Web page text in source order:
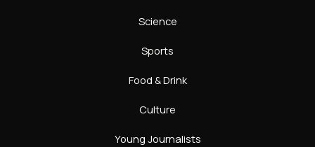
Science
Sports
Food & Drink
Culture
Young Journalists